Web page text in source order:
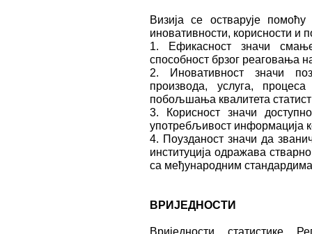
Визија се остварује
иновативности, корисности и
1. Ефикасност значи
способност брзог реаговања
2. Иновативност значи
производа, услуга,
побољшања квалитета
3. Корисност значи
употребљивост информација
4. Поузданост значи да
институција одражава
са међународним
ВРИЈЕДНОСТИ
Вриједности статистике